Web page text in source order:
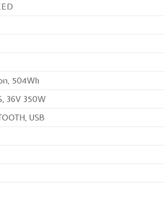
504Wh
36V 350W
USB